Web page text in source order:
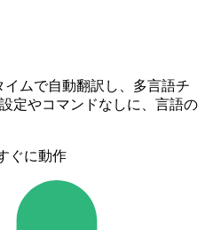
ムで自動翻訳し、多言語チ
定やコマンドなしに、言語の
ぐに動作